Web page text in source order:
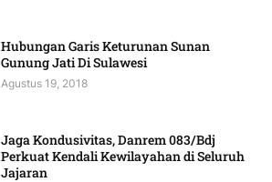
Hubungan Garis Keturunan Sunan
Gunung Jati Di Sulawesi
Agustus 19, 2018
Jaga Kondusivitas, Danrem 083/Bdj
Perkuat Kendali Kewilayahan di Seluruh
Jajaran